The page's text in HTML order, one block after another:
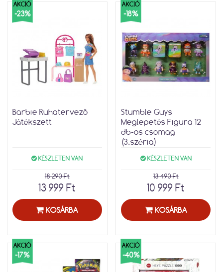
AKCIÓ
-23%
Barbie Ruhatervező
Játékszett
KÉSZLETEN VAN
18 290 Ft
13 999 Ft
KOSÁRBA
AKCIÓ
-18%
Stumble Guys
Meglepetés Figura 12
db-os csomag
(3.széria)
KÉSZLETEN VAN
13 490 Ft
10 999 Ft
KOSÁRBA
AKCIÓ
-17%
AKCIÓ
-40%